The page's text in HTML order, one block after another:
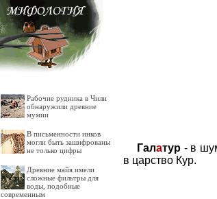
Рабочие рудника в Чили
обнаружили древние
мумии
В письменности инков
могли быть зашифрованы
не только цифры
Древние майя имели
сложные фильтры для
воды, подобные
современным
Галатур - в
в царство Кур.